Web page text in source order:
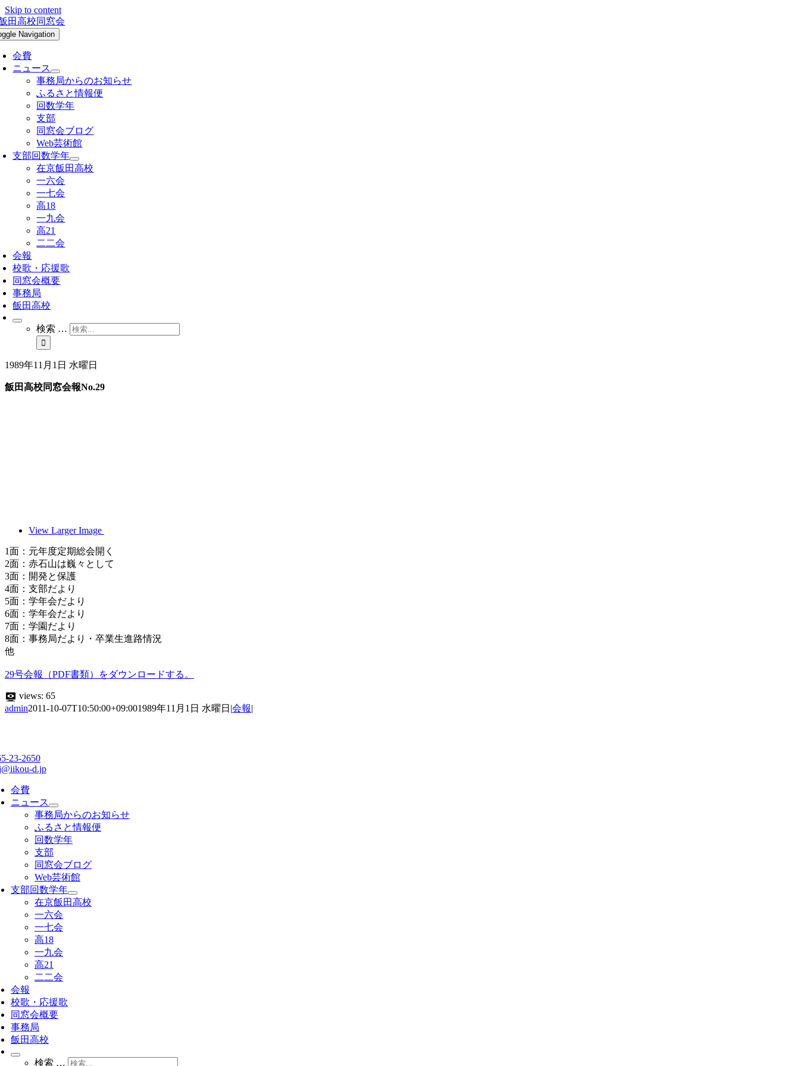
Skip to content
Navigation
会費
ニュース
事務局からのお知らせ
ふるさと情報便
回数学年
支部
同窓会ブログ
Web芸術館
支部回数学年
在京飯田高校
一六会
一七会
高18
一九会
高21
二二会
会報
校歌・応援歌
同窓会概要
事務局
飯田高校
検索 …
1989年11月1日 水曜日
飯田高校同窓会報No.29
View Larger Image
1面：元年度定期総会開く
2面：赤石山は巍々として
3面：開発と保護
4面：支部だより
5面：学年会だより
6面：学年会だより
7面：学園だより
8面：事務局だより・卒業生進路情況
他
29号会報（PDF書類）をダウンロードする。
views: 65
admin2011-10-07T10:50:00+09:001989年11月1日 水曜日 |会報|
23-2650
d.jp
会費
ニュース
事務局からのお知らせ
ふるさと情報便
回数学年
支部
同窓会ブログ
Web芸術館
支部回数学年
在京飯田高校
一六会
一七会
高18
一九会
高21
二二会
会報
校歌・応援歌
同窓会概要
事務局
飯田高校
検索 …